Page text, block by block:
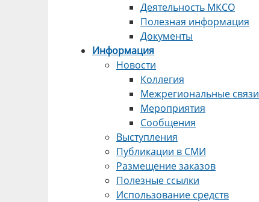
Деятельность МКСО
Полезная информация
Документы
Информация
Новости
Коллегия
Межрегиональные связи
Мероприятия
Сообщения
Выступления
Публикации в СМИ
Размещение заказов
Полезные ссылки
Использование средств